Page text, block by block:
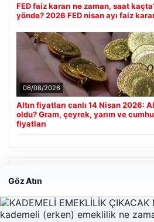
FED faiz kararı ne zaman, saat
yönde? 2026 FED nisan ayı faiz
06/08/2026
Altın fiyatları canlı 14 Nisan 2026:
oldu? Gram, çeyrek, yarım ve
fiyatları
Göz Atın